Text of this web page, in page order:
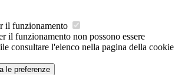
il funzionamento
il funzionamento non possono essere
consultare l'elenco nella pagina della cookie
le preferenze